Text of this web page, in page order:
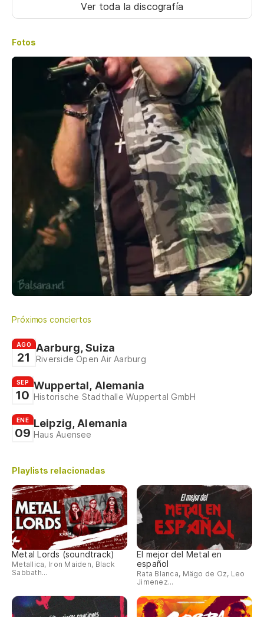
Ver toda la discografía
Fotos
Próximos conciertos
AGO
21
Aarburg, Suiza
Riverside Open Air Aarburg
SEP
10
Wuppertal, Alemania
Historische Stadthalle Wuppertal GmbH
ENE
09
Leipzig, Alemania
Haus Auensee
Playlists relacionadas
Metal Lords (soundtrack)
Metallica, Iron Maiden, Black
Sabbath...
El mejor del Metal en
español
Rata Blanca, Mägo de Oz, Leo
Jimenez...